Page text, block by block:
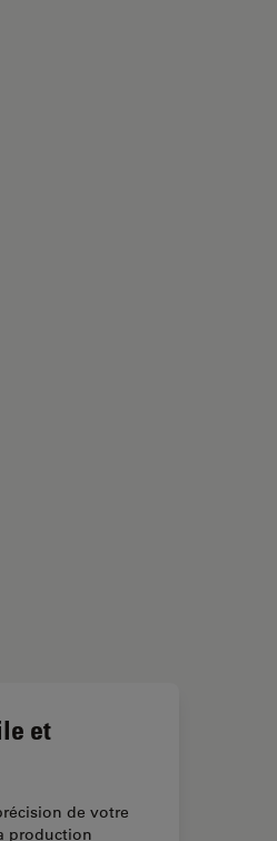
et
de votre
production